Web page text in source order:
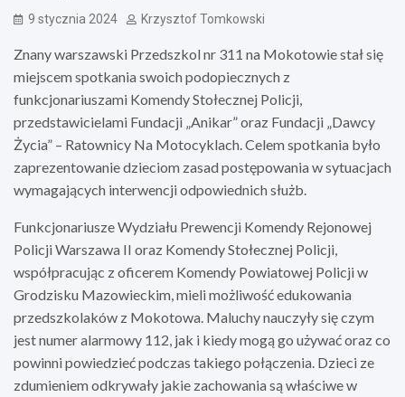
9 stycznia 2024 Krzysztof Tomkowski
Znany warszawski Przedszkol nr 311 na Mokotowie stał się
miejscem spotkania swoich podopiecznych z
funkcjonariuszami Komendy Stołecznej Policji,
przedstawicielami Fundacji „Anikar” oraz Fundacji „Dawcy
Życia” – Ratownicy Na Motocyklach. Celem spotkania było
zaprezentowanie dzieciom zasad postępowania w sytuacjach
wymagających interwencji odpowiednich służb.
Funkcjonariusze Wydziału Prewencji Komendy Rejonowej
Policji Warszawa II oraz Komendy Stołecznej Policji,
współpracując z oficerem Komendy Powiatowej Policji w
Grodzisku Mazowieckim, mieli możliwość edukowania
przedszkolaków z Mokotowa. Maluchy nauczyły się czym
jest numer alarmowy 112, jak i kiedy mogą go używać oraz co
powinni powiedzieć podczas takiego połączenia. Dzieci ze
zdumieniem odkrywały jakie zachowania są właściwe w